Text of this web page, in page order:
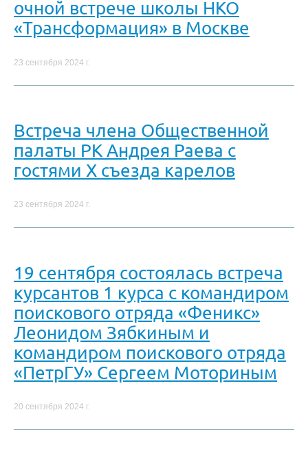
очной встрече школы НКО
«Трансформация» в Москве
23 сентября 2024 г.
Встреча члена Общественной
палаты РК Андрея Раева с
гостями X съезда карелов
23 сентября 2024 г.
19 сентября состоялась встреча
курсантов 1 курса с командиром
поискового отряда «Феникс»
Леонидом Зябкиным и
командиром поискового отряда
«ПетрГУ» Сергеем Моториным
20 сентября 2024 г.